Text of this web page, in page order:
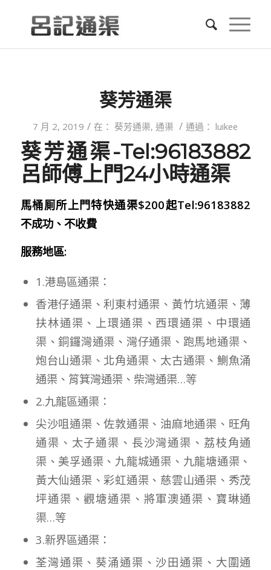
葵芳通渠
7 月 2, 2019 / 在：葵芳通渠,通渠 / 通過：luikee
葵芳通渠-Tel:96183882
呂師傅上門24小時通渠
馬桶厠所上門特快通渠$200起Tel:96183882
不成功、不收費
服務地區:
1.港島區通渠：
香港仔通渠、利東村通渠、黃竹坑通渠、薄
扶林通渠、上環通渠、西環通渠、中環通
渠、銅鑼灣通渠、灣仔通渠、跑馬地通渠、
炮台山通渠、北角通渠、太古通渠、鰂魚涌
通渠、筲箕灣通渠、柴灣通渠…等
2.九龍區通渠：
尖沙咀通渠、佐敦通渠、油麻地通渠、旺角
通渠、太子通渠、長沙灣通渠、荔枝角通
渠、美孚通渠、九龍城通渠、九龍塘通渠、
黃大仙通渠、彩虹通渠、慈雲山通渠、秀茂
坪通渠、觀塘通渠、將軍澳通渠、寶琳通
渠…等
3.新界區通渠：
荃灣通渠、葵涌通渠、沙田通渠、大圍通